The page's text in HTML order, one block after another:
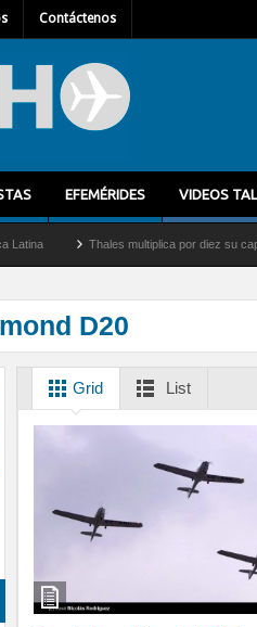
Contáctenos
EFEMÉRIDES VIDEOS
Thales multiplica por diez su capacidad
D20
Grid List